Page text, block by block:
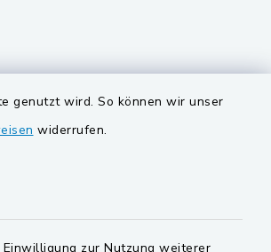
genutzt wird. So können wir unser
widerrufen.
zur Nutzung weiterer
und Gemeinden
Gemeinde Schwarzach bei Nabburg
Verwaltungsgemeinschaft
Schwarzenfeld